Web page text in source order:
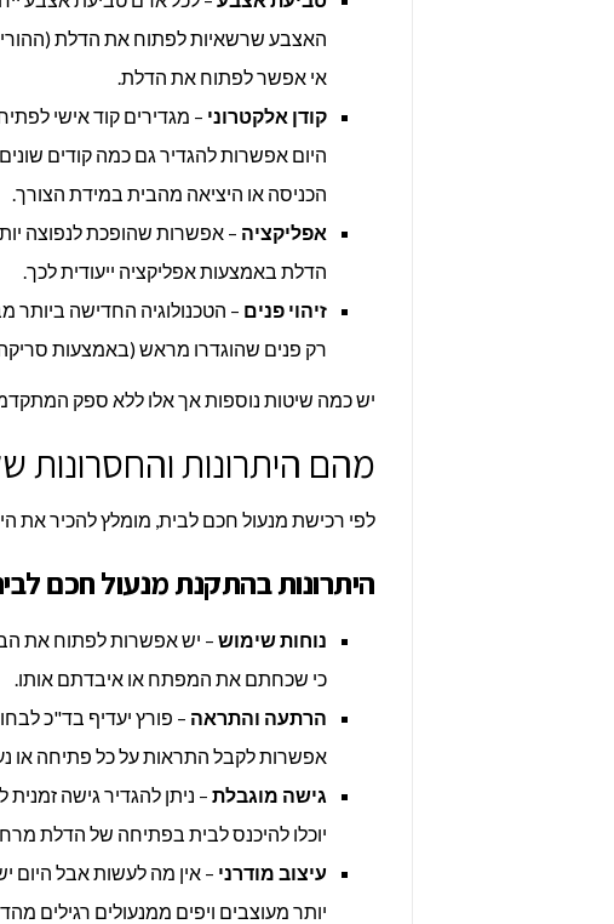
האצבע שרשאיות לפתוח את הדלת
אי אפשר לפתוח את הדלת.
קודן אלקטרוני – מגדירים קוד אישי
היום אפשרות להגדיר גם כמה קודים
הכניסה או היציאה מהבית במידת הצורך.
אפליקציה – אפשרות שהופכת לנפוצה
הדלת באמצעות אפליקציה ייעודית לכך.
זיהוי פנים – הטכנולוגיה החדישה
רק פנים שהוגדרו מראש (באמצעות
יש כמה שיטות נוספות אך אלו ללא ספק
מהם היתרונות והחסרונות
לפי רכישת מנעול חכם לבית, מומלץ להכיר את
היתרונות בהתקנת מנעול חכם
נוחותשימוש – יש אפשרות לפתוח את
כי שכחתם את המפתח או איבדתם אותו.
הרתעה והתראה – פורץ יעדיף בד"כ
אפשרות לקבל התראות על כל פתיחה או
גישה מוגבלת – ניתן להגדיר גישה זמנית
יוכלו להיכנס לבית בפתיחה של הדלת
עיצוב מודרני – אין מה לעשות אבל היום
יותר מעוצבים ויפים ממנעולים רגילים